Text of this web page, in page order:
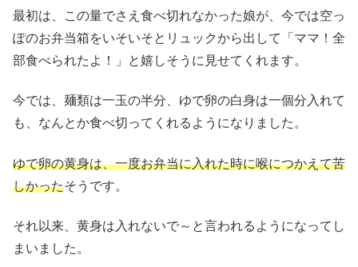
最初は、この量でさえ食べ切れなかった娘が、今では空っ
ぽのお弁当箱をいそいそとリュックから出して「ママ！全
部食べられたよ！」と嬉しそうに見せてくれます。
今では、麺類は一玉の半分、ゆで卵の白身は一個分入れて
も、なんとか食べ切ってくれるようになりました。
ゆで卵の黄身は、一度お弁当に入れた時に喉につかえて苦
しかったそうです。
それ以来、黄身は入れないで～と言われるようになってし
まいました。